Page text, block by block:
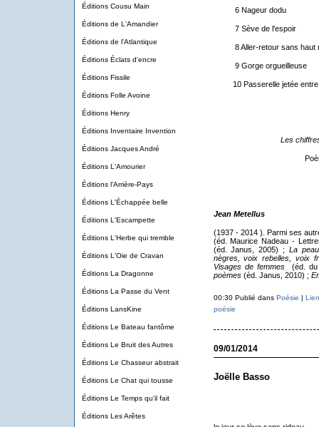
Éditions Cousu Main
Éditions de L'Amandier
Éditions de l'Atlantique
Éditions Éclats d'encre
Éditions Fissile
Éditions Folle Avoine
Éditions Henry
Éditions Inventaire Invention
Éditions Jacques André
Éditions L'Amourier
Éditions l'Arrière-Pays
Éditions L'Échappée belle
Éditions L'Escampette
Éditions L'Herbe qui tremble
Éditions L'Oie de Cravan
Éditions La Dragonne
Éditions La Passe du Vent
Éditions LansKine
Éditions Le Bateau fantôme
Éditions Le Bruit des Autres
Éditions Le Chasseur abstrait
Éditions Le Chat qui tousse
Éditions Le Temps qu'il fait
Éditions Les Arêtes
6 Nageur dodu
7 Sève de l'espoir
8 Aller-retour sans haut
9 Gorge orgueilleuse
10 Passerelle jetée entre
Les
Jean Metellus
(1937 - 2014 ). Parmi ses
(éd. Maurice Nadeau -
(éd. Janus, 2005) ; La
nègres, voix rebelles, voix
Visages de femmes(éd. du
poèmes(éd. Janus, 2010) ;
00:30 Publié dans Poésie |
poésie
09/01/2014
Joëlle Basso